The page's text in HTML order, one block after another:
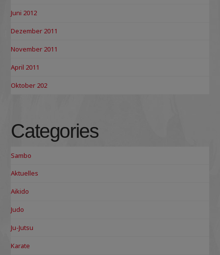
Juni 2012
Dezember 2011
November 2011
April 2011
Oktober 202
Categories
Sambo
Aktuelles
Aikido
Judo
Ju-Jutsu
Karate